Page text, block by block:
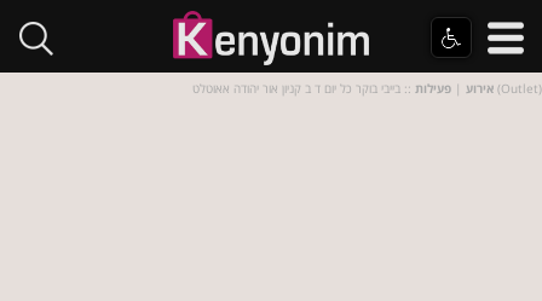
אירוע | פעילות :: בייבי בוקר כל יום ד ב קניון אור יהודה אאוטלט (Outlet)